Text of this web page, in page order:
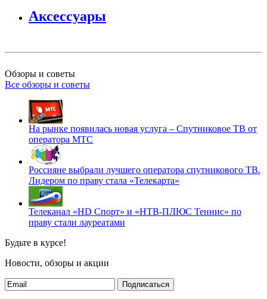
Аксессуары
Обзоры и советы
Все обзоры и советы
На рынке появилась новая услуга – Спутниковое ТВ от
оператора МТС
Россияне выбрали лучшего оператора спутникового ТВ.
Лидером по праву стала «Телекарта»
Телеканал «HD Спорт» и «НТВ-ПЛЮС Теннис» по
праву стали лауреатами
Будьте в курсе!
Новости, обзоры и акции
Подписаться